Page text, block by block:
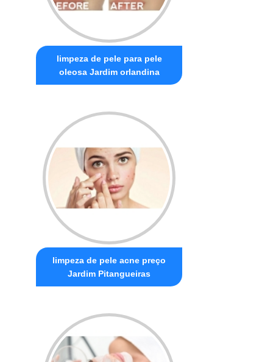
limpeza de pele para pele
oleosa Jardim orlandina
limpeza de pele acne preço
Jardim Pitangueiras